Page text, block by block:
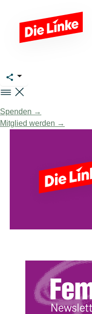
Spenden →
Mitglied werden →